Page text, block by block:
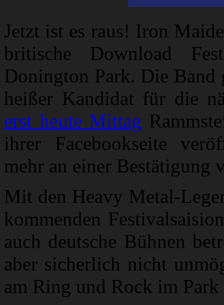
Jetzt ist es raus! Iron
britische Download
Donington Park. Die Band
heißer Kandidat für die
erst heute Mittag
ihrer Facebookseite
mehr an einer Bestätigung
Mit den Heavy Metal-
kommenden
auch deutsche Bühnen
aber sicherlich nicht
am Ring und Rock im